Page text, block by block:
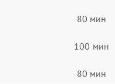
80 мин
100 мин
80 мин